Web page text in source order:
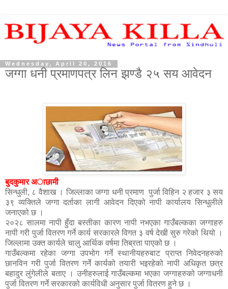
Wednesday, April 20, 2016
जग्गा धनी प्रमाणपत्र लिन झण्डै २५ सय आवेदन
बुदकुमार अाछामी
सिन्धुली, ८ वैशाख । जिल्लाका जग्गा धनी प्रमाण पुर्जा विहिन २ हजार ३ सय
३९ व्यक्तिले जग्गा दर्ताका लागी आवेदन दिएको नापी कार्यालय सिन्धुलीले
जनाएको छ ।
२०२८ सालमा नापी हुँदा बस्तीका कारण नापी नभएका गाउँबल्कका जग्गाहरु
नापी गरी पुर्जा वितरण गर्ने कार्य सरकारले विगत ३ वर्ष देखी सुरु गरेको थियो ।
जिल्लामा उक्त कार्यले चालु आर्थिक वर्षमा तिब्रता पाएको छ ।
गाउँबल्कमा रहेका जग्गा उपभोग गर्ने स्थानीयहरुबाट प्राप्त निवेदनहरुको
छानविन गरी पुर्जा वितरण गर्ने कार्यको तयारी भइरहेको नापी अधिकृत छत्र
बहादुर लुंगेलीले बताए । उनीहरुलाई गाउँबल्कमा भएका जग्गाहरुको जग्गाधनी
पुर्जा वितरण गर्ने सरकारको कार्यविधी अनुसार पुर्जा वितरण हुने छ ।